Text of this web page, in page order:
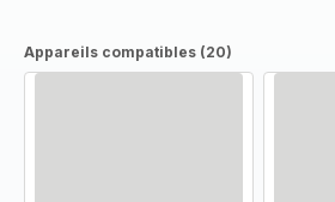
Appareils compatibles (20)